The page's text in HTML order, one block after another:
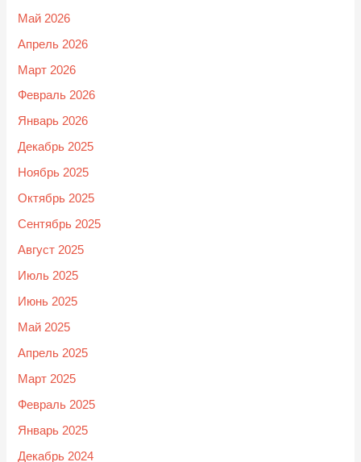
Май 2026
Апрель 2026
Март 2026
Февраль 2026
Январь 2026
Декабрь 2025
Ноябрь 2025
Октябрь 2025
Сентябрь 2025
Август 2025
Июль 2025
Июнь 2025
Май 2025
Апрель 2025
Март 2025
Февраль 2025
Январь 2025
Декабрь 2024